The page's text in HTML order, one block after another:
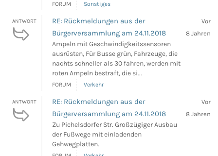
FORUM Sonstiges
ANTWORT
RE: Rückmeldungen aus der
Bürgerversammlung am 24.11.2018
Ampeln mit Geschwindigkeitssensoren
ausrüsten, Für Busse grün, Fahrzeuge, die
nachts schneller als 30 fahren, werden mit
roten Ampeln bestraft, die si...
Vor
8 Jahren
FORUM Verkehr
ANTWORT
RE: Rückmeldungen aus der
Bürgerversammlung am 24.11.2018
Zu Pichelsdorfer Str. Großzügiger Ausbau
der Fußwege mit einladenden
Gehwegplatten.
Vor
8 Jahren